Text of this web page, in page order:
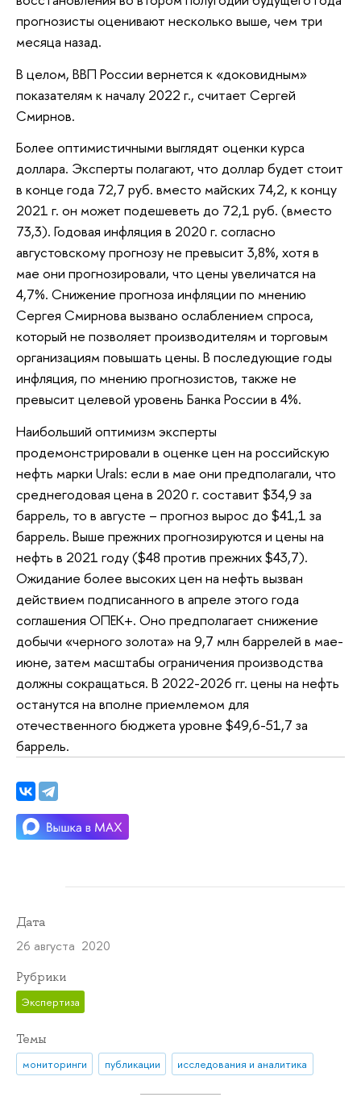
прогнозисты оценивают несколько выше, чем три
месяца назад.
В целом, ВВП России вернется к «доковидным»
показателям к началу 2022 г., считает Сергей
Смирнов.
Более оптимистичными выглядят оценки курса
доллара. Эксперты полагают, что доллар будет стоит
в конце года 72,7 руб. вместо майских 74,2, к концу
2021 г. он может подешеветь до 72,1 руб. (вместо
73,3). Годовая инфляция в 2020 г. согласно
августовскому прогнозу не превысит 3,8%, хотя в
мае они прогнозировали, что цены увеличатся на
4,7%. Снижение прогноза инфляции по мнению
Сергея Смирнова вызвано ослаблением спроса,
который не позволяет производителям и торговым
организациям повышать цены. В последующие годы
инфляция, по мнению прогнозистов, также не
превысит целевой уровень Банка России в 4%.
Наибольший оптимизм эксперты
продемонстрировали в оценке цен на российскую
нефть марки Urals: если в мае они предполагали, что
среднегодовая цена в 2020 г. составит $34,9 за
баррель, то в августе – прогноз вырос до $41,1 за
баррель. Выше прежних прогнозируются и цены на
нефть в 2021 году ($48 против прежних $43,7).
Ожидание более высоких цен на нефть вызван
действием подписанного в апреле этого года
соглашения ОПЕК+. Оно предполагает снижение
добычи «черного золота» на 9,7 млн баррелей в мае-
июне, затем масштабы ограничения производства
должны сокращаться. В 2022-2026 гг. цены на нефть
останутся на вполне приемлемом для
отечественного бюджета уровне $49,6-51,7 за
баррель.
Дата
26 августа 2020
Рубрики
Экспертиза
Темы
мониторинги публикации исследования и аналитика